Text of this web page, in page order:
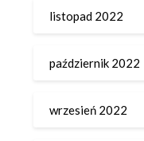
listopad 2022
październik 2022
wrzesień 2022